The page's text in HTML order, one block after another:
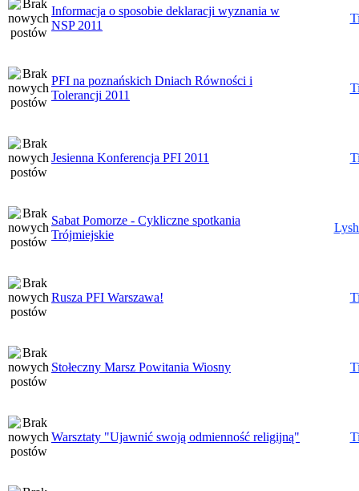
Informacja o sposobie deklaracji wyznania w
NSP 2011
PFI na poznańskich Dniach Równości i
Tolerancji 2011
Jesienna Konferencja PFI 2011
Sabat Pomorze - Cykliczne spotkania
Trójmiejskie
Rusza PFI Warszawa!
Stołeczny Marsz Powitania Wiosny
Warsztaty "Ujawnić swoją odmienność religijną"